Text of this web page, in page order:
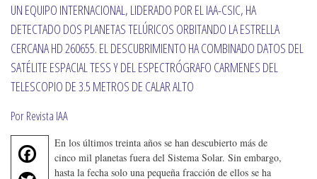
UN EQUIPO INTERNACIONAL, LIDERADO POR EL IAA-CSIC, HA
DETECTADO DOS PLANETAS TELÚRICOS ORBITANDO LA ESTRELLA
CERCANA HD 260655. EL DESCUBRIMIENTO HA COMBINADO DATOS DEL
SATÉLITE ESPACIAL TESS Y DEL ESPECTRÓGRAFO CARMENES DEL
TELESCOPIO DE 3.5 METROS DE CALAR ALTO
Por Revista IAA
FEn los últimos treinta años se han descubierto más de
cinco mil planetas fuera del Sistema Solar. Sin embargo,
hasta la fecha solo una pequeña fracción de ellos se ha